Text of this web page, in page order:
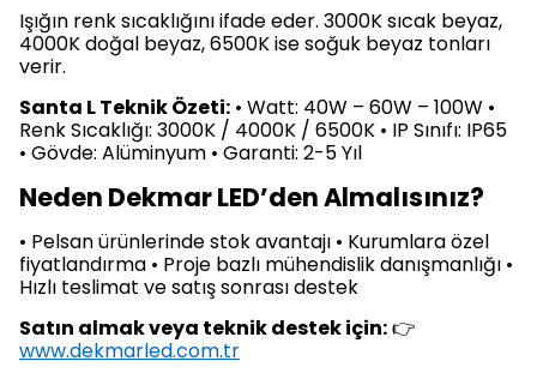
Işığın renk sıcaklığını ifade eder. 3000K sıcak beyaz,
4000K doğal beyaz, 6500K ise soğuk beyaz tonları
verir.
Santa L Teknik Özeti: • Watt: 40W – 60W – 100W •
Renk Sıcaklığı: 3000K / 4000K / 6500K • IP Sınıfı: IP65
• Gövde: Alüminyum • Garanti: 2-5 Yıl
Neden Dekmar LED’den Almalısınız?
• Pelsan ürünlerinde stok avantajı • Kurumlara özel
fiyatlandırma • Proje bazlı mühendislik danışmanlığı •
Hızlı teslimat ve satış sonrası destek
Satın almak veya teknik destek için:👉
www.dekmarled.com.tr